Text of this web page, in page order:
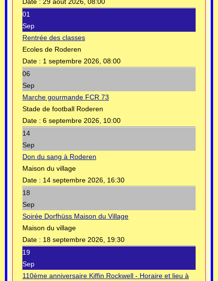
01
Sep
Rentrée des classes
Ecoles de Roderen
Date : 1 septembre 2026, 08:00
06
Sep
Marche gourmande FCR 73
Stade de football Roderen
Date : 6 septembre 2026, 10:00
14
Sep
Don du sang à Roderen
Maison du village
Date : 14 septembre 2026, 16:30
18
Sep
Soirée Dorfhüss Maison du Village
Maison du village
Date : 18 septembre 2026, 19:30
19
Sep
110ème anniversaire Kiffin Rockwell - Horaire et lieu à